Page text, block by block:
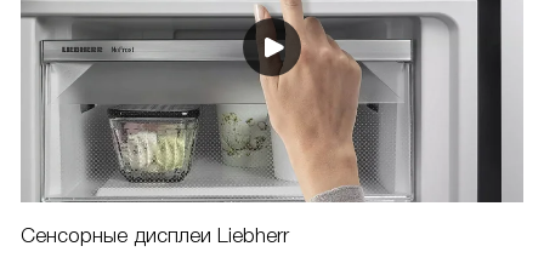
Сенсорные дисплеи Liebherr